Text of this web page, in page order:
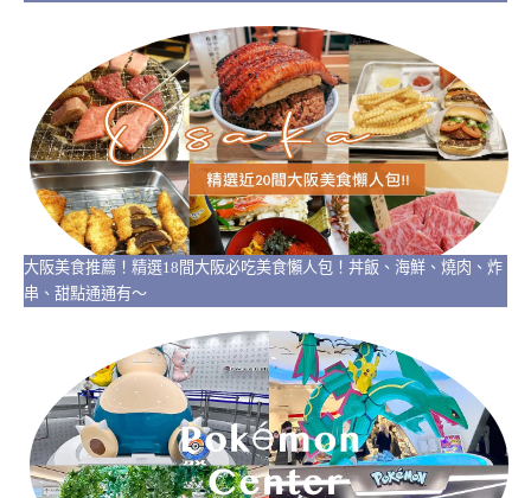
大阪美食推薦！精選18間大阪必吃美食懶人包！丼飯、海鮮、燒肉、炸
串、甜點通通有～